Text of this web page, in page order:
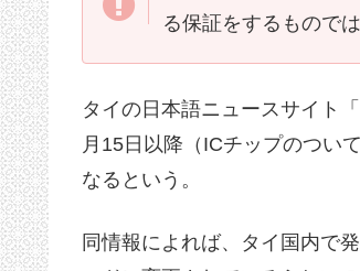
る保証をするもので
タイの日本語ニュースサイト
月15日以降（ICチップのつい
なるという。
同情報によれば、タイ国内で